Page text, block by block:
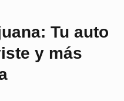
Tu auto
y más